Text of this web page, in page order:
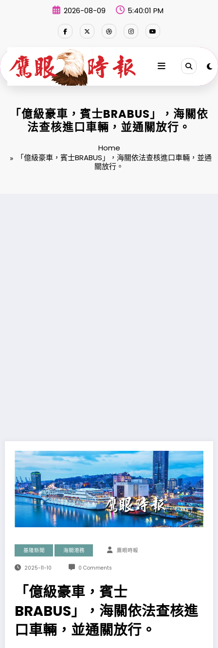
2026-08-09 5:40:01 PM
「億級豪車，賓士BRABUS」，海關依
法查核進口車輛，並通關放行。
Home
「億級豪車，賓士BRABUS」，海關依法查核進口車輛，並通
關放行。
基隆新聞 海關港務 鷹眼時報
2025-11-10 0 Comments
「億級豪車，賓士
BRABUS」，海關依法查核進
口車輛，並通關放行。